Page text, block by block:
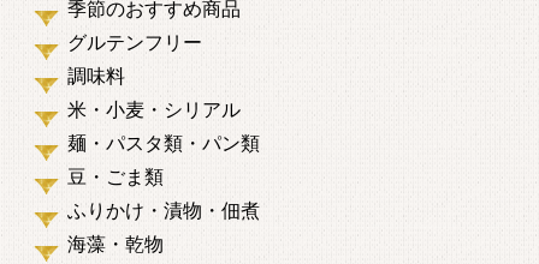
季節のおすすめ商品
グルテンフリー
調味料
米・小麦・シリアル
麺・パスタ類・パン類
豆・ごま類
ふりかけ・漬物・佃煮
海藻・乾物